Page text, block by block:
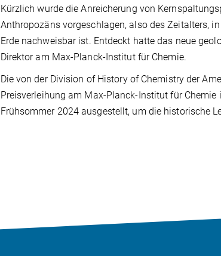
Kürzlich wurde die Anreicherung von
Anthropozäns vorgeschlagen, also des Zeitalters,
Erde nachweisbar ist. Entdeckt hatte das neue
Direktor am Max-Planck-Institut für Chemie.
Die von der Division of History of Chemistry der
Preisverleihung am Max-Planck-Institut für
Frühsommer 2024 ausgestellt, um die historische